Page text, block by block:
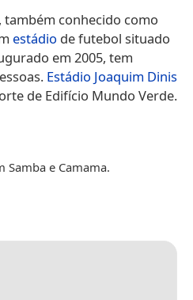
, também conhecido como
estádio de futebol situado
em 2005, tem
Estádio Joaquim Dinis
de Edifício Mundo Verde.
Samba e Camama.